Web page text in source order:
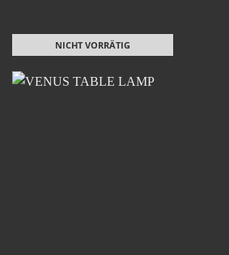
NICHT VORRÄTIG